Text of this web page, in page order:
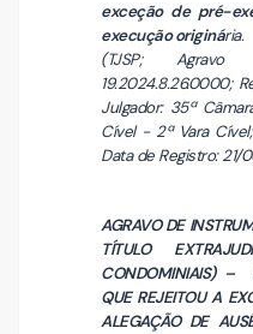
exceção de pré-
execução originária.
(TJSP; Agravo
19.2024.8.26.0000;
Julgador: 35ª
Cível - 2ª Vara
Data de Registro: 21/
AGRAVO DE
TÍTULO
CONDOMINIAIS) –
QUE REJEITOU A
ALEGAÇÃO DE